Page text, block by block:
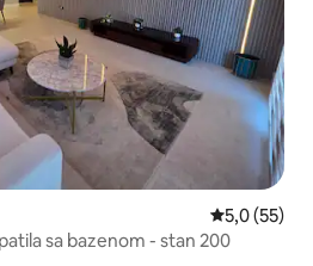
Prosečna
5,0 (55)
sa bazenom - stan 200